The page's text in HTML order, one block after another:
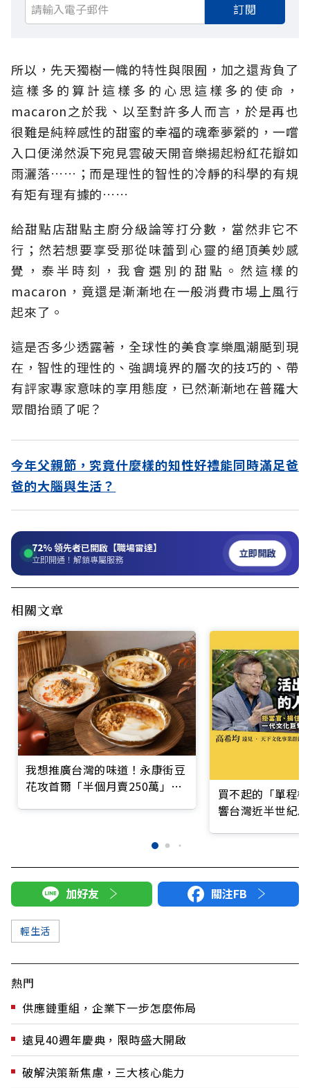
訂閱
所以，先天獨樹一幟的特性與限囿，加之還背負了
這樣多的算計這樣多的心思這樣多的使命，
macaron之於我、以至對許多人而言，於是再也
很難是純粹感性的甜蜜的幸福的魂牽夢縈的，一嚐
入口便涕然淚下宛見雲破天開音樂揚起粉紅花瓣如
雨灑落……；而是理性的智性的冷靜的科學的有規
有矩有理有據的……
給甜點店甜點主廚分級論等打分數，當然非它不
行；然若想要享受那從味蕾到心靈的絕頂美妙感
覺，泰半時刻，我會選別的甜點。然這樣的
macaron，竟還是漸漸地在一般消費市場上風行
起來了。
這是否多少透露著，全球性的美食享樂風潮颳到現
在，智性的理性的、強調境界的層次的技巧的、帶
有評家專家意味的享用態度，已然漸漸地在普羅大
眾間抬頭了呢？
今年父親節，究竟什麼樣的知性好禮能同時滿足爸
爸的大腦與生活？
72%領先者已開啟【職場雷達】
立即開通！解鎖專屬服務 立即開啟
相關文章
我想推廣台灣的味道！永康街豆
花攻首爾「半個月賣250萬」讓
買不起的「單程
響台灣近半世紀
加好友 關注FB
輕生活
熱門
供應鏈重組，企業下一步怎麼佈局
遠見40週年慶典，限時盛大開啟
破解決策新焦慮，三大核心能力